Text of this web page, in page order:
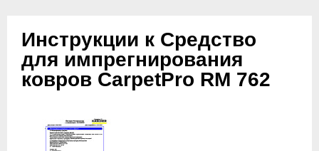
Инструкции к Средство
для импрегнирования
ковров CarpetPro RM 762